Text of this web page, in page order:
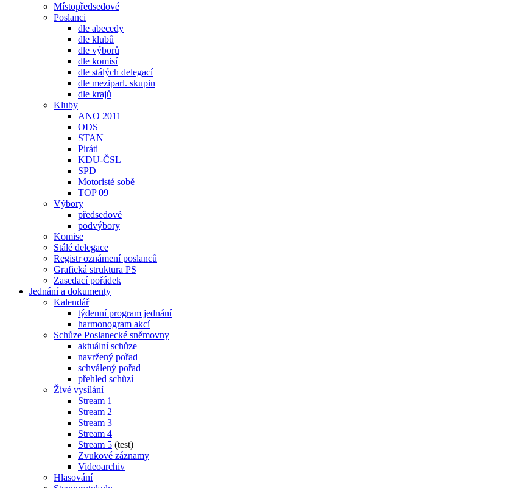
Místopředsedové
Poslanci
dle abecedy
dle klubů
dle výborů
dle komisí
dle stálých delegací
dle meziparl. skupin
dle krajů
Kluby
ANO 2011
ODS
STAN
Piráti
KDU-ČSL
SPD
Motoristé sobě
TOP 09
Výbory
předsedové
podvýbory
Komise
Stálé delegace
Registr oznámení poslanců
Grafická struktura PS
Zasedací pořádek
Jednání a dokumenty
Kalendář
týdenní program jednání
harmonogram akcí
Schůze Poslanecké sněmovny
aktuální schůze
navržený pořad
schválený pořad
přehled schůzí
Živé vysílání
Stream 1
Stream 2
Stream 3
Stream 4
Stream 5 (test)
Zvukové záznamy
Videoarchiv
Hlasování